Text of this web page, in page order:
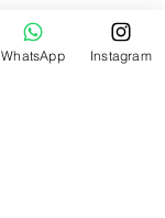
WhatsApp Instagram